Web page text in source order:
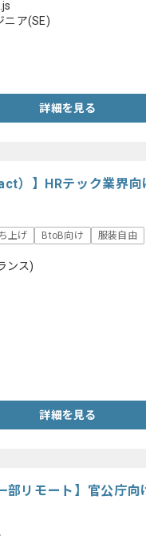
ニア(SE)
詳細を見る
）】HRテック業界
上げ BtoB向け 服装自由
ンス)
詳細を見る
リモート】官公庁向